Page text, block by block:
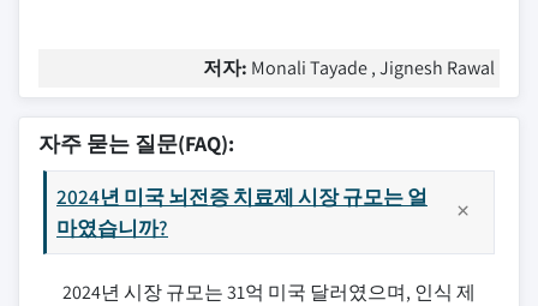
저자: Monali Tayade , Jignesh Rawal
자주 묻는 질문(FAQ):
2024년 미국 뇌전증 치료제 시장 규모는 얼
마였습니까?
2024년 시장 규모는 31억 미국 달러였으며, 인식 제